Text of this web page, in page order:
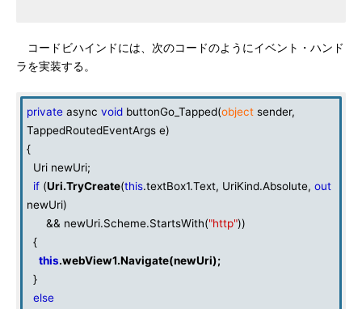
コードビハインドには、次のコードのようにイベント・ハンド
ラを実装する。
private async void buttonGo_Tapped(object sender,
TappedRoutedEventArgs e)
{
Uri newUri;
if (Uri.TryCreate(this.textBox1.Text, UriKind.Absolute, out
newUri)
&& newUri.Scheme.StartsWith("http"))
{
this.webView1.Navigate(newUri);
}
else